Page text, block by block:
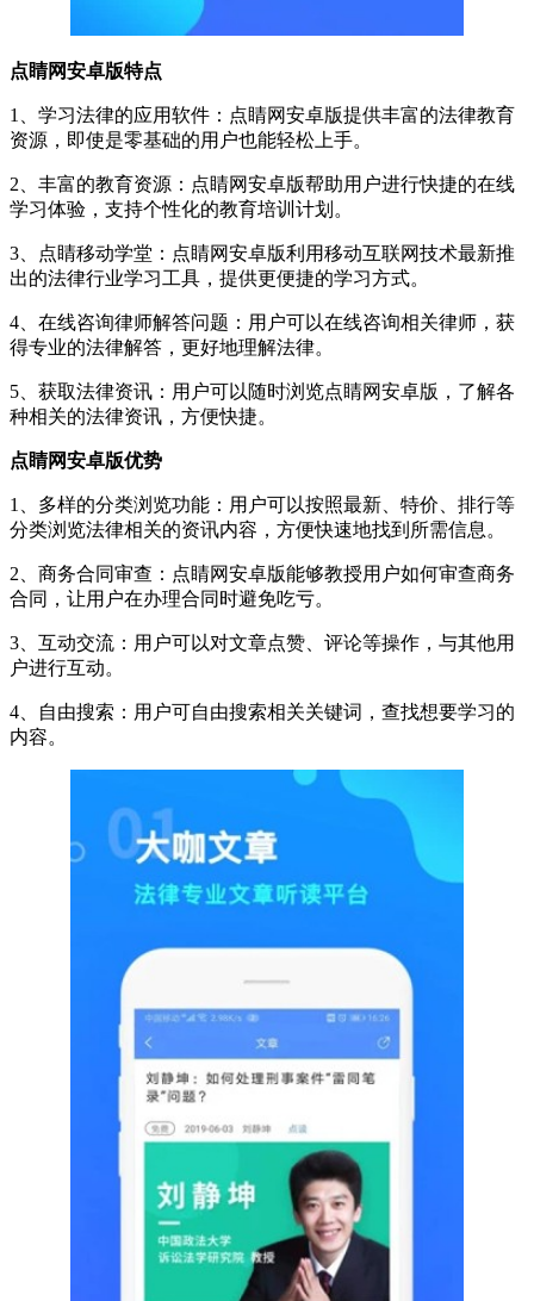
点睛网安卓版特点
1、学习法律的应用软件：点睛网安卓版提供丰富的法律教育
资源，即使是零基础的用户也能轻松上手。
2、丰富的教育资源：点睛网安卓版帮助用户进行快捷的在线
学习体验，支持个性化的教育培训计划。
3、点睛移动学堂：点睛网安卓版利用移动互联网技术最新推
出的法律行业学习工具，提供更便捷的学习方式。
4、在线咨询律师解答问题：用户可以在线咨询相关律师，获
得专业的法律解答，更好地理解法律。
5、获取法律资讯：用户可以随时浏览点睛网安卓版，了解各
种相关的法律资讯，方便快捷。
点睛网安卓版优势
1、多样的分类浏览功能：用户可以按照最新、特价、排行等
分类浏览法律相关的资讯内容，方便快速地找到所需信息。
2、商务合同审查：点睛网安卓版能够教授用户如何审查商务
合同，让用户在办理合同时避免吃亏。
3、互动交流：用户可以对文章点赞、评论等操作，与其他用
户进行互动。
4、自由搜索：用户可自由搜索相关关键词，查找想要学习的
内容。